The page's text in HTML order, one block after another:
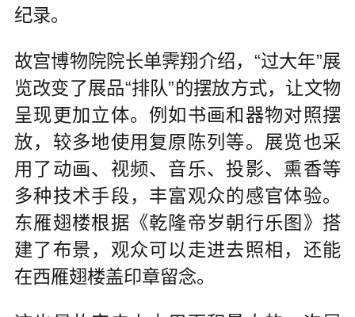
纪录。
故宫博物院院长单霁翔介绍，“过大年”展
览改变了展品“排队”的摆放方式，让文物
呈现更加立体。例如书画和器物对照摆
放，较多地使用复原陈列等。展览也采
用了动画、视频、音乐、投影、熏香等
多种技术手段，丰富观众的感官体验。
东雁翅楼根据《乾隆帝岁朝行乐图》搭
建了布景，观众可以走进去照相，还能
在西雁翅楼盖印章留念。